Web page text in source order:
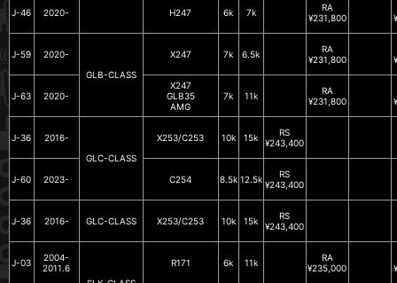
J-46 2020- H247 6k 7k
RA
¥231,800
J-59
2020-
GLB-CLASS
X247 7k 6.5k
RA
¥231,800
J-63 2020-
X247
GLB35
AMG
7k 11k
RA
¥231,800
J-36
2016-
GLC-CLASS
X253/C253 10k 15k
RS
¥243,400
J-60 2023- C254 8.5k 12.5k
RS
¥243,400
J-36 2016- GLC-CLASS X253/C253 10k 15k
RS
¥243,400
J-03
2004-
2011.6
R171 6k 11k
RA
¥235,000